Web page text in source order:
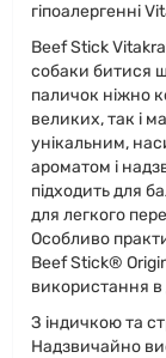
гіпоалергенні
Beef Stick
собаки битися
паличок ніжно
великих, так і
унікальним,
ароматом і
підходить для
для легкого
Особливо
Beef Stick®
використання в
З індичкою та
Надзвичайно